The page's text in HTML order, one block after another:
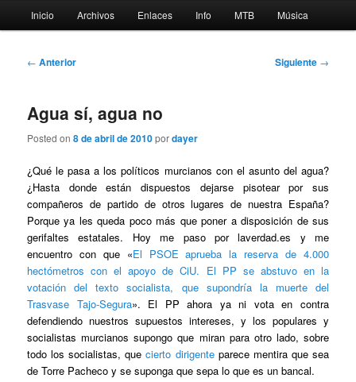
principal
Inicio Archivos Enlaces Info MTB Música
Navegación
← Anterior Siguiente →
Agua sí, agua no
Posted on8 de abril de 2010pordayer
¿Qué le pasa a los políticos murcianos con el asunto del agua?
¿Hasta donde están dispuestos dejarse pisotear por sus
compañeros de partido de otros lugares de nuestra España?
Porque ya les queda poco más que poner a disposición de sus
gerifaltes estatales. Hoy me paso por laverdad.es y me
encuentro con que «El PSOE aprueba la reserva de 4.000
hectómetros con el apoyo de CiU. El PP se abstuvo en la
votación del texto socialista, que supondría la muerte del
Trasvase Tajo-Segura». El PP ahora ya ni vota en contra
defendiendo nuestros supuestos intereses, y los populares y
socialistas murcianos supongo que miran para otro lado, sobre
todo los socialistas, quecierto dirigenteparece mentira que sea
de Torre Pacheco y se suponga que sepa lo que es un bancal.